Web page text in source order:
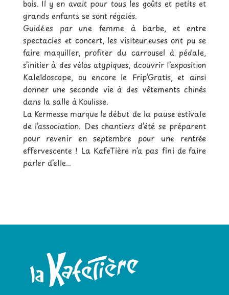
bois. Il y en avait pour tous les goûts et petits et
grands enfants se sont régalés.
Guidé.es par une femme à barbe, et entre
spectacles et concert, les visiteur.euses ont pu se
faire maquiller, profiter du carrousel à pédale,
s’initier à des vélos atypiques, dcouvrir l’exposition
Kaleïdoscope, ou encore le Frip’Gratis, et ainsi
donner une seconde vie à des vêtements chinés
dans la salle à Koulisse.
La Kermesse marque le début de la pause estivale
de l’association. Des chantiers d’été se préparent
pour revenir en septembre pour une rentrée
effervescente ! La KafeTière n’a pas fini de faire
parler d’elle…